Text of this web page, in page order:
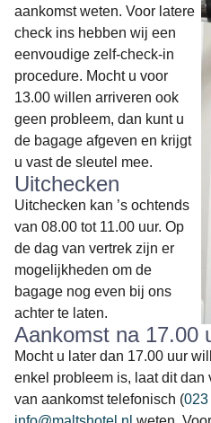
aankomst weten. Voor latere
check ins hebben wij een
eenvoudige zelf-check-in
procedure. Mocht u voor
13.00 willen arriveren ook
geen probleem, dan kunt u
de bagage afgeven en krijgt
u vast de sleutel mee.
Uitchecken
Uitchecken kan ’s ochtends
van 08.00 tot 11.00 uur. Op
de dag van vertrek zijn er
mogelijkheden om de
bagage nog even bij ons
achter te laten.
Aankomst na 17.00
Mocht u later dan 17.00 uur
enkel probleem is, laat dit dan
van aankomst telefonisch (023